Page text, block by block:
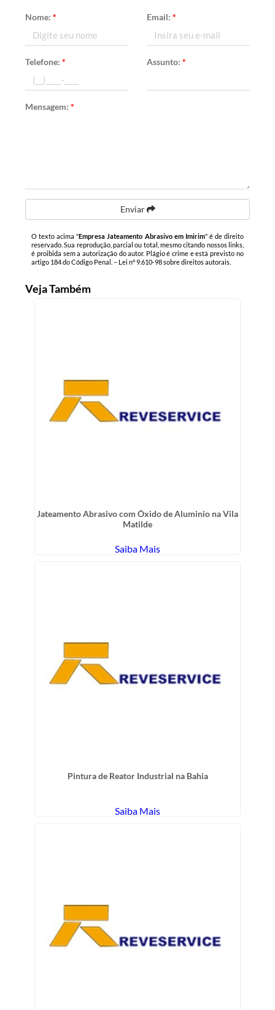
Nome:* Email: *
Telefone:* Assunto: *
Mensagem:*
Enviar
O texto acima "Empresa Jateamento Abrasivo em Imirim" é de direito
reservado. Sua reprodução, parcial ou total, mesmo citando nossos links,
é proibida sem a autorização do autor. Plágio é crime e está previsto no
artigo 184 do Código Penal. – Lei n° 9.610-98 sobre direitos autorais
Veja Também
Jateamento Abrasivo com Óxido de Aluminio na Vila
Matilde
Saiba Mais
Pintura de Reator Industrial na Bahia
Saiba Mais